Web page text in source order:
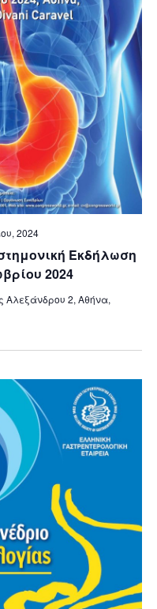
Εκδήλωση
2024
2024
Αλεξάνδρου 2, Αθήνα,